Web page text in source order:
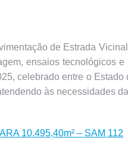
de Estrada
ensaios tecnológicos
celebrado entre o
às necessidades
10.495,40m² – SAM 112